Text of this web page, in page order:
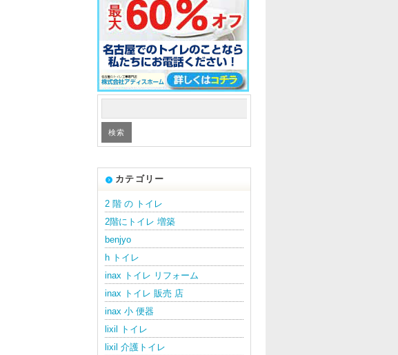
カテゴリー
2 階 の トイレ
2階にトイレ 増築
benjyo
h トイレ
inax トイレ リフォーム
inax トイレ 販売 店
inax 小 便器
lixil トイレ
lixil 介護トイレ